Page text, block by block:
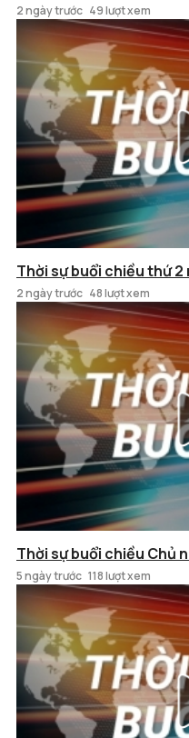
2 ngày trước 49 lượt xem
Thời sự buổi chiều thứ
2 ngày trước 48 lượt xem
Thời sự buổi chiều Chủ
5 ngày trước 118 lượt xem